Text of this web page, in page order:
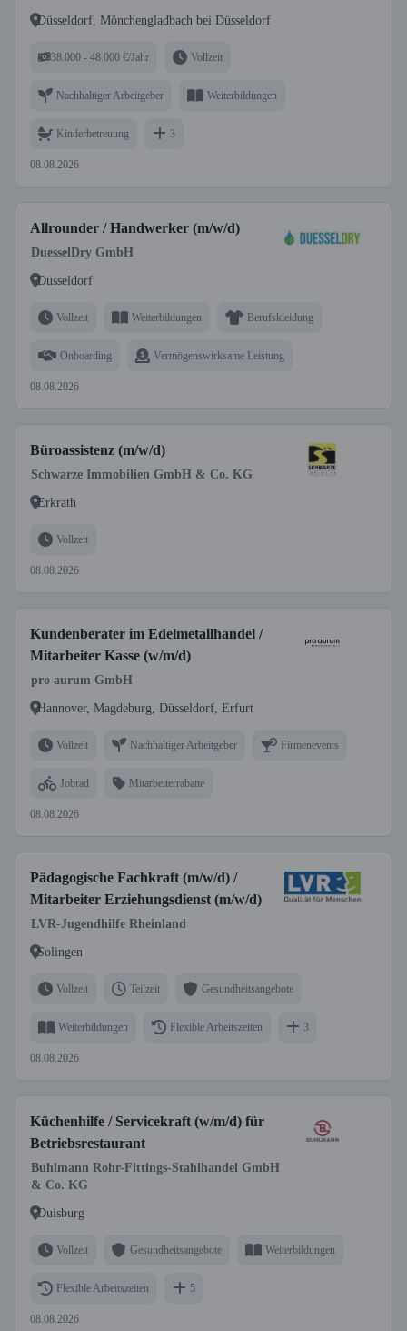
Düsseldorf, Mönchengladbach bei Düsseldorf
38.000 - 48.000 €/Jahr Vollzeit
Nachhaltiger Arbeitgeber Weiterbildungen
Kinderbetreuung 3
08.08.2026
Allrounder / Handwerker (m/w/d)
DuesselDry GmbH
Düsseldorf
Vollzeit Weiterbildungen Berufskleidung
Onboarding Vermögenswirksame Leistung
08.08.2026
Büroassistenz (m/w/d)
Schwarze Immobilien GmbH & Co. KG
Erkrath
Vollzeit
08.08.2026
Kundenberater im Edelmetallhandel /
Mitarbeiter Kasse (w/m/d)
pro aurum GmbH
Hannover, Magdeburg, Düsseldorf, Erfurt
Vollzeit Nachhaltiger Arbeitgeber Firmenevents
Jobrad Mitarbeiterrabatte
08.08.2026
Pädagogische Fachkraft (m/w/d) /
Mitarbeiter Erziehungsdienst (m/w/d)
LVR-Jugendhilfe Rheinland
Solingen
Vollzeit Teilzeit Gesundheitsangebote
Weiterbildungen Flexible Arbeitszeiten 3
08.08.2026
Küchenhilfe / Servicekraft (w/m/d) für
Betriebsrestaurant
Buhlmann Rohr-Fittings-Stahlhandel GmbH
& Co. KG
Duisburg
Vollzeit Gesundheitsangebote Weiterbildungen
Flexible Arbeitszeiten 5
08.08.2026